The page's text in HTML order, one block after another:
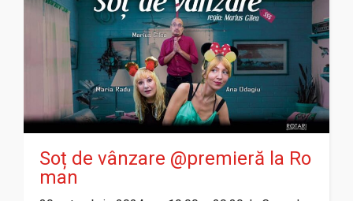
Soț de vânzare @premieră la Ro
man